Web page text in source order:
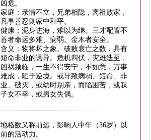
凶危。
家庭：亲情不立，兄弟相隐，离祖败家，
凡事善忍则家中和平。
健康：泥身进海，难以为继。三才配置不
善者命运多难、病弱。金木者安全。
含义：物将坏之象。破败衰亡之数，具有
短命非业的诱导。危机四伏，灾难迭至，
凶祸频临，一生不得安宁，不如意，万事
难成，陷于逆境。或导致病弱、短命、非
业、破灭，或幼时别亲，而陷困苦，或叹
子女不幸，或男女失偶。
地格数又称前运，影响人中年（36岁）以
前的活动力。